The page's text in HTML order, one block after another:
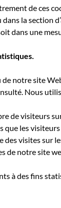
de ces
la section
dans une
notre site
Nous
de visiteurs
que les
des visites sur
de notre site
à des fins